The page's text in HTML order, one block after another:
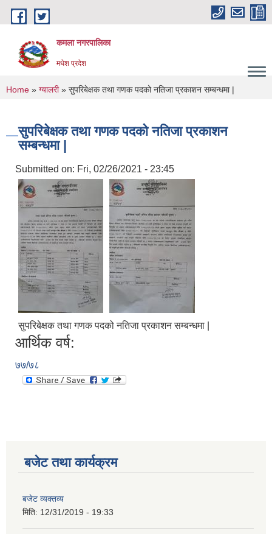
Skip to main content
कमला नगरपालिका
मधेश प्रदेश
You are here
Home » ग्यालरी» सुपरिबेक्षक तथा गणक पदको नतिजा प्रकाशन सम्बन्धमा |
सुपरिबेक्षक तथा गणक पदको नतिजा प्रकाशन
सम्बन्धमा |
Submitted on: Fri, 02/26/2021 - 23:45
सुपरिबेक्षक तथा गणक पदको नतिजा प्रकाशन सम्बन्धमा |
आर्थिक वर्ष:
७७/७८
बजेट तथा कार्यक्रम
बजेट व्यक्तव्य
मिति: 12/31/2019 - 19:33